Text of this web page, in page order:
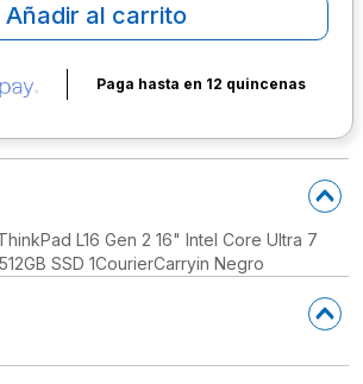
Añadir al carrito
Paga hasta en 12 quincenas
L16 Gen 2 16" Intel Core Ultra 7
SSD 1CourierCarryin Negro